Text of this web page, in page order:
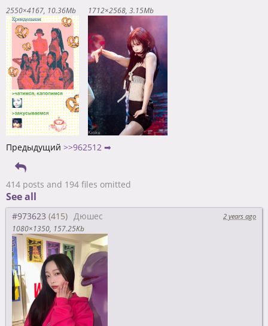
2550×4167 10.36Mb 1712×2568 3.15Mb
Предыдущий >>962512 ➡
414 posts and 194 files omitted
See all
#973623 Дюшес
2 years ago
1080×1350 157.25Kb